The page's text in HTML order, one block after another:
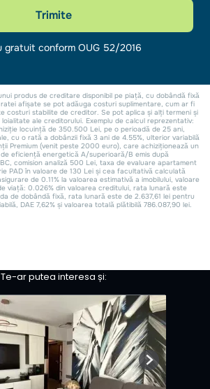
Te-ar putea interesa și:
Next